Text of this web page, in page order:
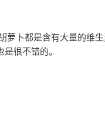
萝卜都是含有大量的维
很不错的。